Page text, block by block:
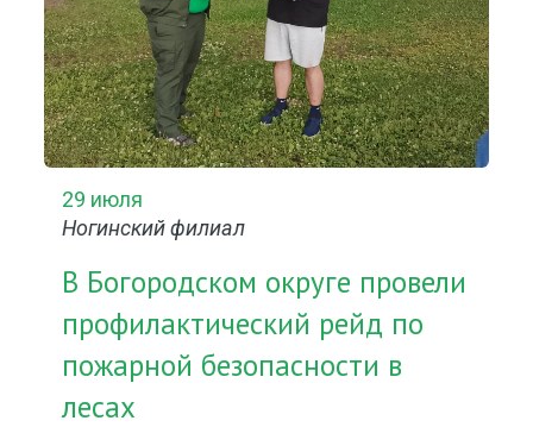
29 июля
Ногинский филиал
В Богородском округе провели
профилактический рейд по
пожарной безопасности в
лесах